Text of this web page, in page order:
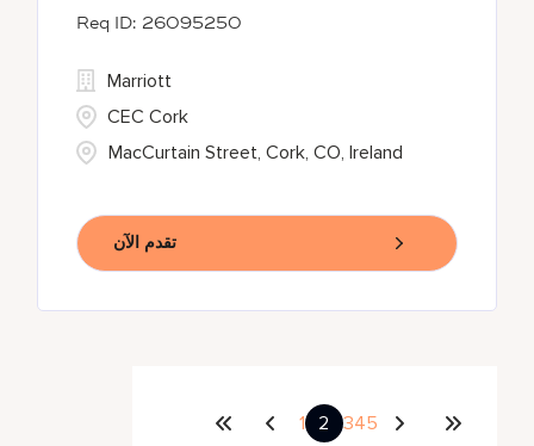
26095250
MacCurtain Street, Cork, CO, Ireland
Marriott
CEC Cork
تقدم الآن
1 2 345